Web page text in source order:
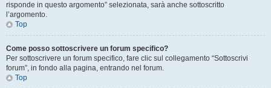
risponde in questo argomento” selezionata, sarà anche sottoscritto
l’argomento.
Top
Come posso sottoscrivere un forum specifico?
Per sottoscrivere un forum specifico, fare clic sul collegamento “Sottoscrivi
forum”, in fondo alla pagina, entrando nel forum.
Top